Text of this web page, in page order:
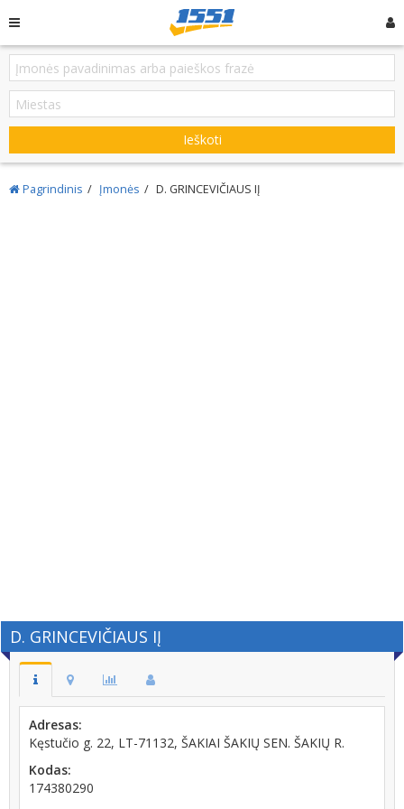
Ieškoti
Pagrindinis Įmonės D. GRINCEVIČIAUS IĮ
D. GRINCEVIČIAUS IĮ
Adresas:
Kęstučio g. 22, LT-71132, ŠAKIAI ŠAKIŲ SEN. ŠAKIŲ R.
Kodas:
174380290